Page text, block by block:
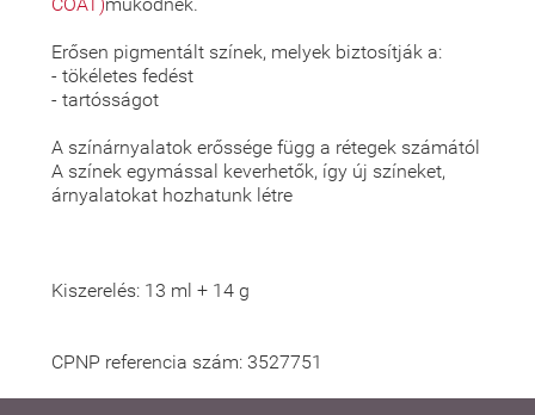
Erősen pigmentált színek, melyek biztosítják a:
- tökéletes fedést
- tartósságot
A színárnyalatok erőssége függ a rétegek számától
A színek egymással keverhetők, így új színeket,
árnyalatokat hozhatunk létre
Kiszerelés: 13 ml + 14 g
CPNP referencia szám: 3527751